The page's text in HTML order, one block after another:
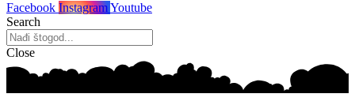
Facebook InstagramYoutube
Search
Close